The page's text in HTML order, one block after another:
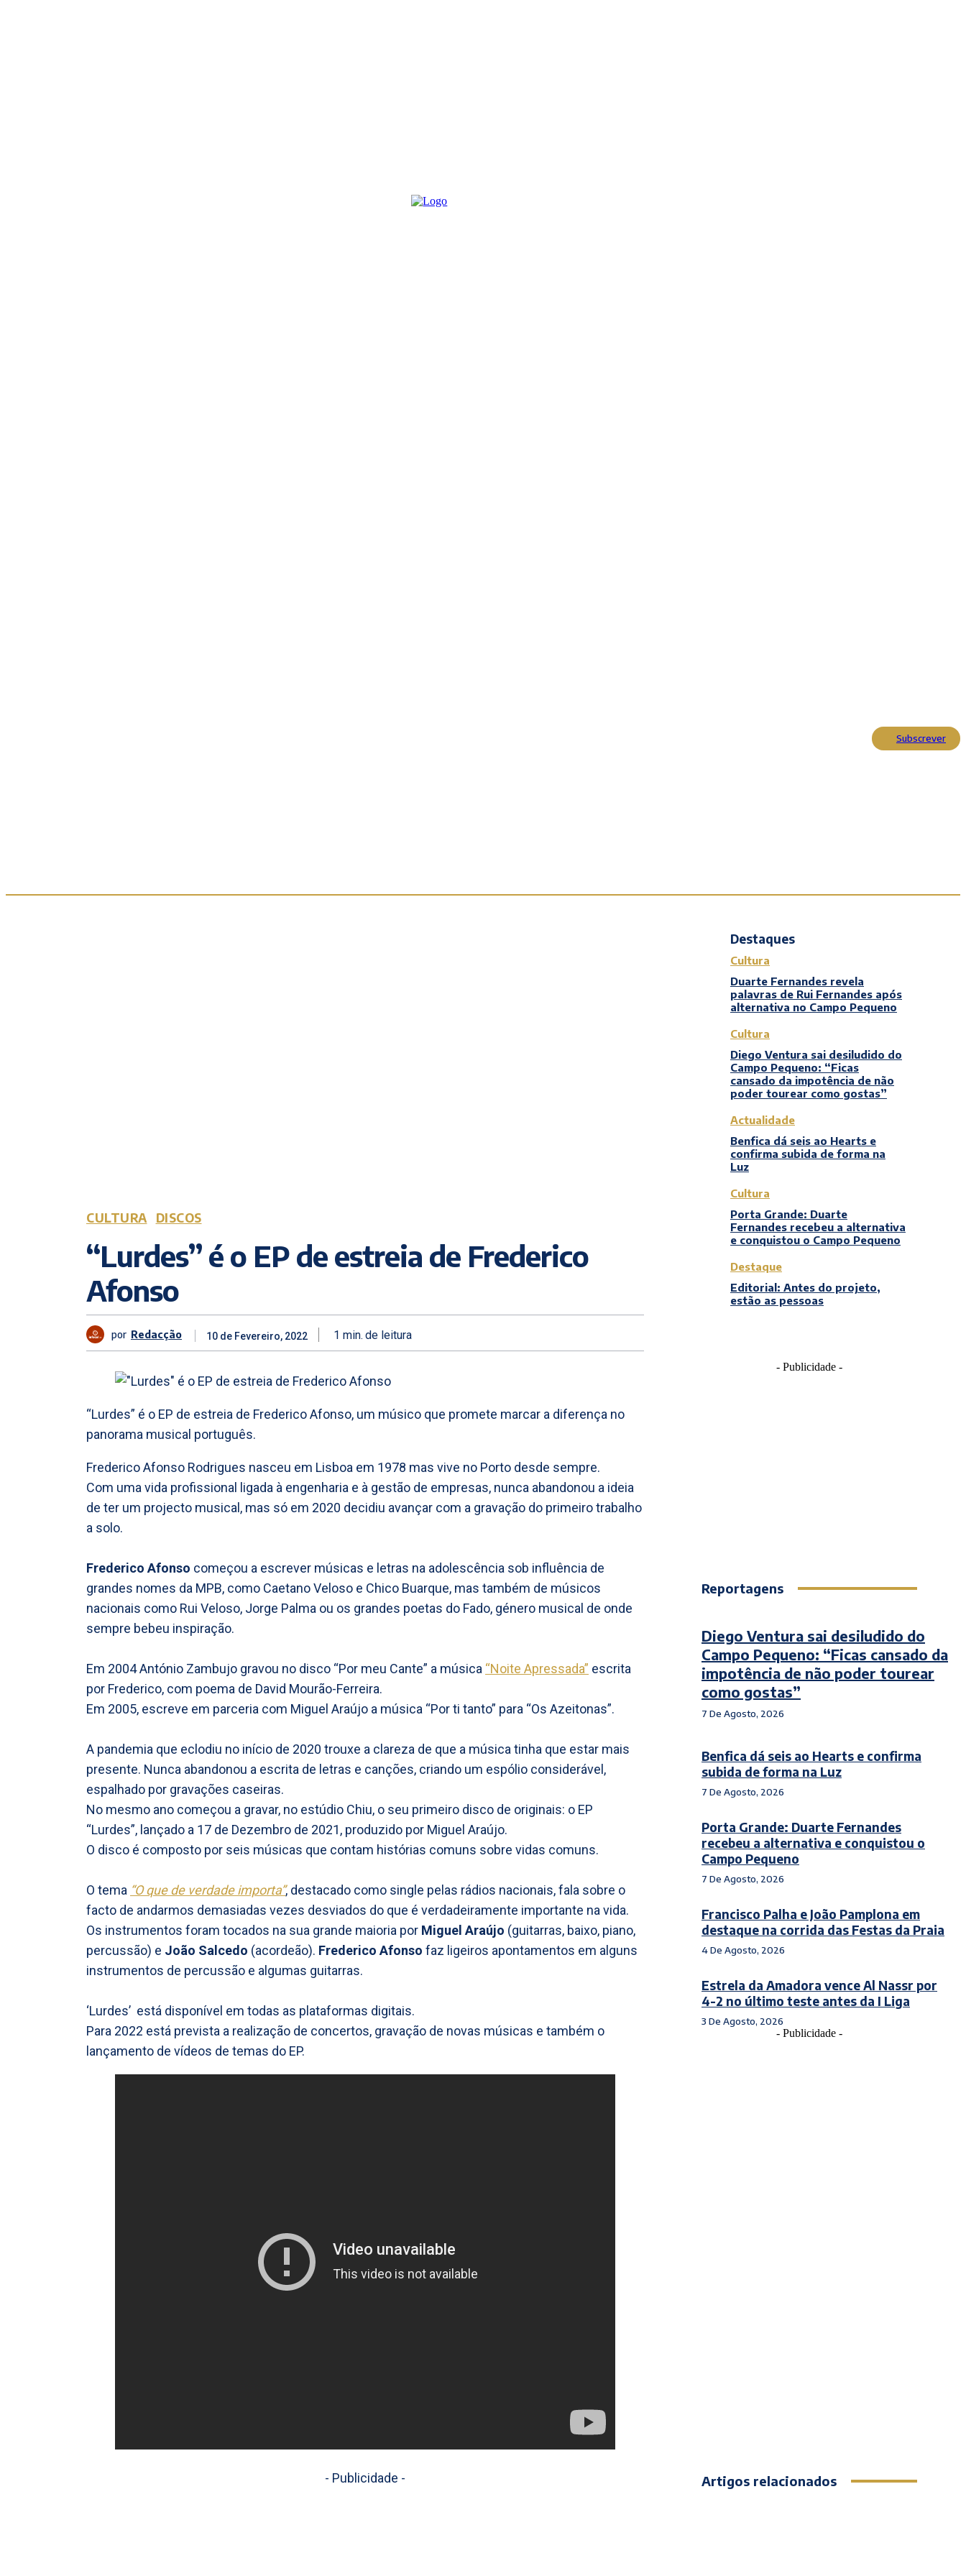
Subscrever
CULTURA DISCOS
“Lurdes” é o EP de estreia de Frederico
Afonso
por Redacção 10 de Fevereiro, 2022 1 min. de leitura
“Lurdes” é o EP de estreia de Frederico Afonso, um músico que promete marcar a diferença no
panorama musical português.
Frederico Afonso Rodrigues nasceu em Lisboa em 1978 mas vive no Porto desde sempre.
Com uma vida profissional ligada à engenharia e à gestão de empresas, nunca abandonou a ideia
de ter um projecto musical, mas só em 2020 decidiu avançar com a gravação do primeiro trabalho
a solo.
Frederico Afonso começou a escrever músicas e letras na adolescência sob influência de
grandes nomes da MPB, como Caetano Veloso e Chico Buarque, mas também de músicos
nacionais como Rui Veloso, Jorge Palma ou os grandes poetas do Fado, género musical de onde
sempre bebeu inspiração.
Em 2004 António Zambujo gravou no disco “Por meu Cante” a música “Noite Apressada” escrita
por Frederico, com poema de David Mourão-Ferreira.
Em 2005, escreve em parceria com Miguel Araújo a música “Por ti tanto” para “Os Azeitonas”.
A pandemia que eclodiu no início de 2020 trouxe a clareza de que a música tinha que estar mais
presente. Nunca abandonou a escrita de letras e canções, criando um espólio considerável,
espalhado por gravações caseiras.
No mesmo ano começou a gravar, no estúdio Chiu, o seu primeiro disco de originais: o EP
“Lurdes”, lançado a 17 de Dezembro de 2021, produzido por Miguel Araújo.
O disco é composto por seis músicas que contam histórias comuns sobre vidas comuns.
O tema “O que de verdade importa”, destacado como single pelas rádios nacionais, fala sobre o
facto de andarmos demasiadas vezes desviados do que é verdadeiramente importante na vida.
Os instrumentos foram tocados na sua grande maioria por Miguel Araújo (guitarras, baixo, piano,
percussão) e João Salcedo (acordeão). Frederico Afonso faz ligeiros apontamentos em alguns
instrumentos de percussão e algumas guitarras.
‘Lurdes’ está disponível em todas as plataformas digitais.
Para 2022 está prevista a realização de concertos, gravação de novas músicas e também o
lançamento de vídeos de temas do EP.
- Publicidade -
Destaques
Cultura
Duarte Fernandes revela
palavras de Rui Fernandes após
alternativa no Campo Pequeno
Cultura
Diego Ventura sai desiludido do
Campo Pequeno: “Ficas
cansado da impotência de não
poder tourear como gostas”
Actualidade
Benfica dá seis ao Hearts e
confirma subida de forma na
Luz
Cultura
Porta Grande: Duarte
Fernandes recebeu a alternativa
e conquistou o Campo Pequeno
Destaque
Editorial: Antes do projeto,
estão as pessoas
- Publicidade -
Reportagens
Diego Ventura sai desiludido do
Campo Pequeno: “Ficas cansado da
impotência de não poder tourear
como gostas”
7 De Agosto, 2026
Benfica dá seis ao Hearts e confirma
subida de forma na Luz
7 De Agosto, 2026
Porta Grande: Duarte Fernandes
recebeu a alternativa e conquistou o
Campo Pequeno
7 De Agosto, 2026
Francisco Palha e João Pamplona em
destaque na corrida das Festas da Praia
4 De Agosto, 2026
Estrela da Amadora vence Al Nassr por
4-2 no último teste antes da I Liga
3 De Agosto, 2026
- Publicidade -
Artigos relacionados